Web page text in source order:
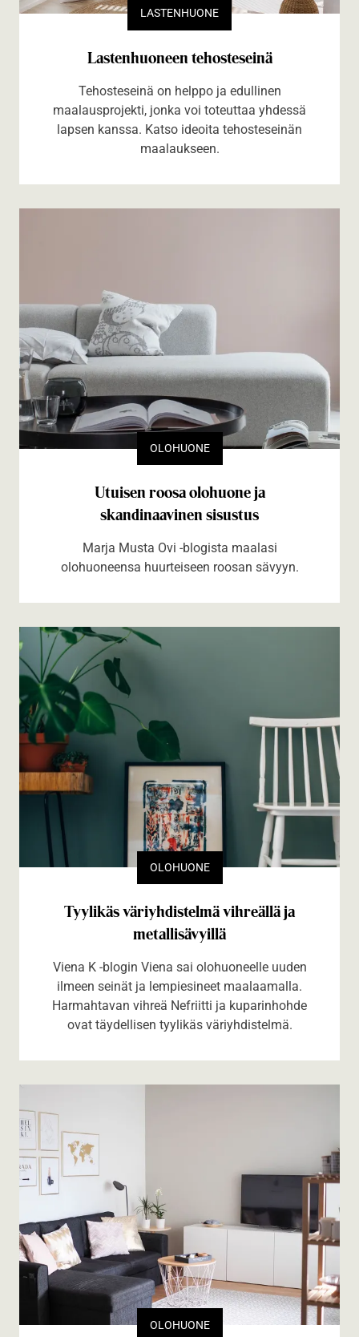
Lastenhuoneen tehosteseinä
LASTENHUONE
Tehosteseinä on helppo ja edullinen
maalausprojekti, jonka voi toteuttaa yhdessä
lapsen kanssa. Katso ideoita tehosteseinän
maalaukseen.
Utuisen roosa olohuone ja
skandinaavinen sisustus
OLOHUONE
Marja Musta Ovi -blogista maalasi
olohuoneensa huurteiseen roosan sävyyn.
Tyylikäs väriyhdistelmä vihreällä ja
metallisävyillä
OLOHUONE
Viena K -blogin Viena sai olohuoneelle uuden
ilmeen seinät ja lempiesineet maalaamalla.
Harmahtavan vihreä Nefriitti ja kuparinhohde
ovat täydellisen tyylikäs väriyhdistelmä.
OLOHUONE